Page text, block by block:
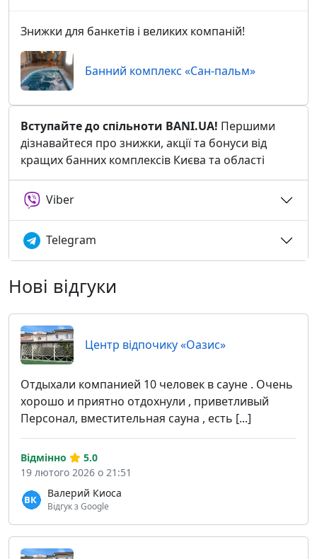
Знижки для банкетів і великих компаній!
Банний комплекс «Сан-пальм»
Вступайте до спільноти BANI.UA! Першими
дізнавайтеся про знижки, акції та бонуси від
кращих банних комплексів Києва та області
Viber
Telegram
Нові відгуки
Центр відпочику «Оазис»
Отдыхали компанией 10 человек в сауне . Очень
хорошо и приятно отдохнули , приветливый
Персонал, вместительная сауна , есть [...]
Валерий Киоса
Відгук з Google
Відмінно
5.0
19 лютого 2026 о 21:51